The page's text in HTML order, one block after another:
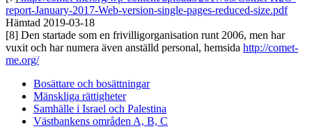
report-January-2017-Web-version-single-pages-reduced-size.pdf
Hämtad 2019-03-18
[8] Den startade som en frivilligorganisation runt 2006, men har
vuxit och har numera även anställd personal, hemsida http://comet-
me.org/
Bosättare och bosättningar
Mänskliga rättigheter
Samhälle i Israel och Palestina
Västbankens områden A, B, C